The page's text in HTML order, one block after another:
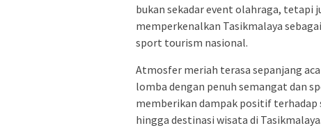
bukan sekadar event olahraga, tetapi
memperkenalkan Tasikmalaya
sport tourism nasional.
Atmosfer meriah terasa sepanjang
lomba dengan penuh semangat dan
memberikan dampak positif
hingga destinasi wisata di Tasikmalaya.